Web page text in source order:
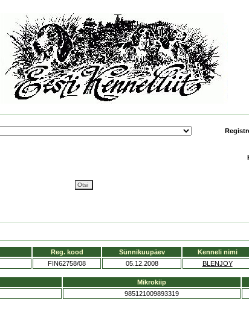
Reg. kood Sünnikuupäev Kenneli nimi
FIN62758/08 05.12.2008 BLENJOY
Mikrokiip
985121009893319